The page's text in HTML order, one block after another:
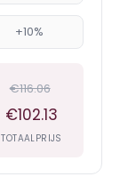
+10%
€116.06
€102.13
TOTAALPRIJS